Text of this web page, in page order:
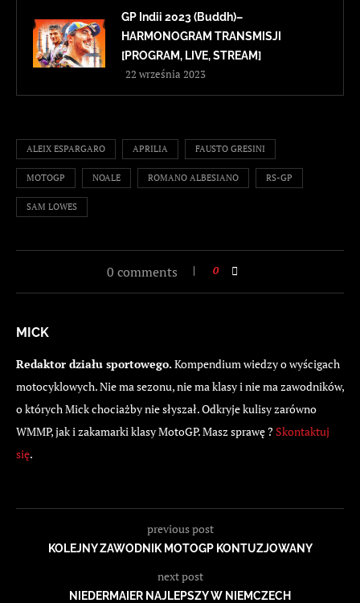
GP Indii 2023 (Buddh)–
HARMONOGRAM TRANSMISJI
[PROGRAM, LIVE, STREAM]
22 września 2023
ALEIX ESPARGARO APRILIA FAUSTO GRESINI
MOTOGP NOALE ROMANO ALBESIANO RS-GP
SAM LOWES
0 comments 0
MICK
Redaktor działu sportowego.Kompendium wiedzy o wyścigach
motocyklowych. Nie ma sezonu, nie ma klasy i nie ma zawodników,
o których Mick chociażby nie słyszał. Odkryje kulisy zarówno
WMMP, jak i zakamarki klasy MotoGP. Masz sprawę ? Skontaktuj
się.
previous post
KOLEJNY ZAWODNIK MOTOGP KONTUZJOWANY
next post
NIEDERMAIER NAJLEPSZY W NIEMCZECH